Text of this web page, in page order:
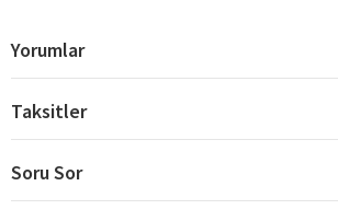
Yorumlar
Taksitler
Soru Sor